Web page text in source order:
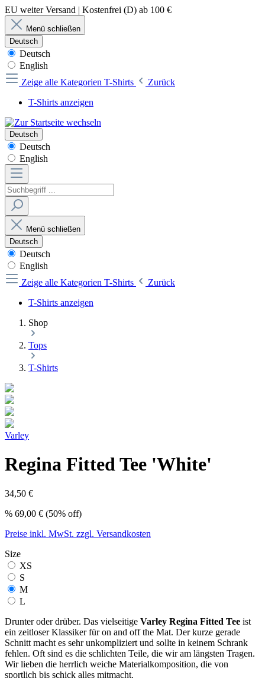
EU weiter Versand | Kostenfrei (D) ab 100 €
Menü schließen
Deutsch
Deutsch
English
Zeige alle Kategorien T-Shirts
Zurück
T-Shirts anzeigen
Deutsch
Deutsch
English
Menü schließen
Deutsch
Deutsch
English
Zeige alle Kategorien T-Shirts
Zurück
T-Shirts anzeigen
Shop
Tops
T-Shirts
Varley
Regina Fitted Tee 'White'
34,50 €
% 69,00 € (50% off)
Preise inkl. MwSt. zzgl. Versandkosten
Size
XS
S
M
L
Drunter oder drüber. Das vielseitige Varley Regina Fitted Tee ist
ein zeitloser Klassiker für on and off the Mat. Der kurze gerade
Schnitt macht es sehr unkompliziert und sollte in keinem Schrank
fehlen. Oft sind es die schlichten Teile, die wir am längsten Tragen.
Wir lieben die herrlich weiche Materialkomposition, die von
sportlich bis schick alles mitmacht.